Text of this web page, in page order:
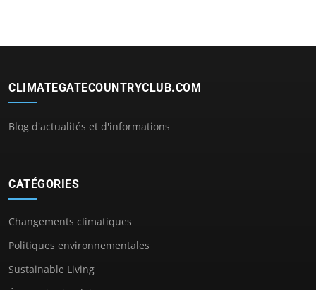
CLIMATEGATECOUNTRYCLUB.COM
Blog d'actualités et d'informations
CATÉGORIES
Changements climatiques
Politiques environnementales
Sustainable Living